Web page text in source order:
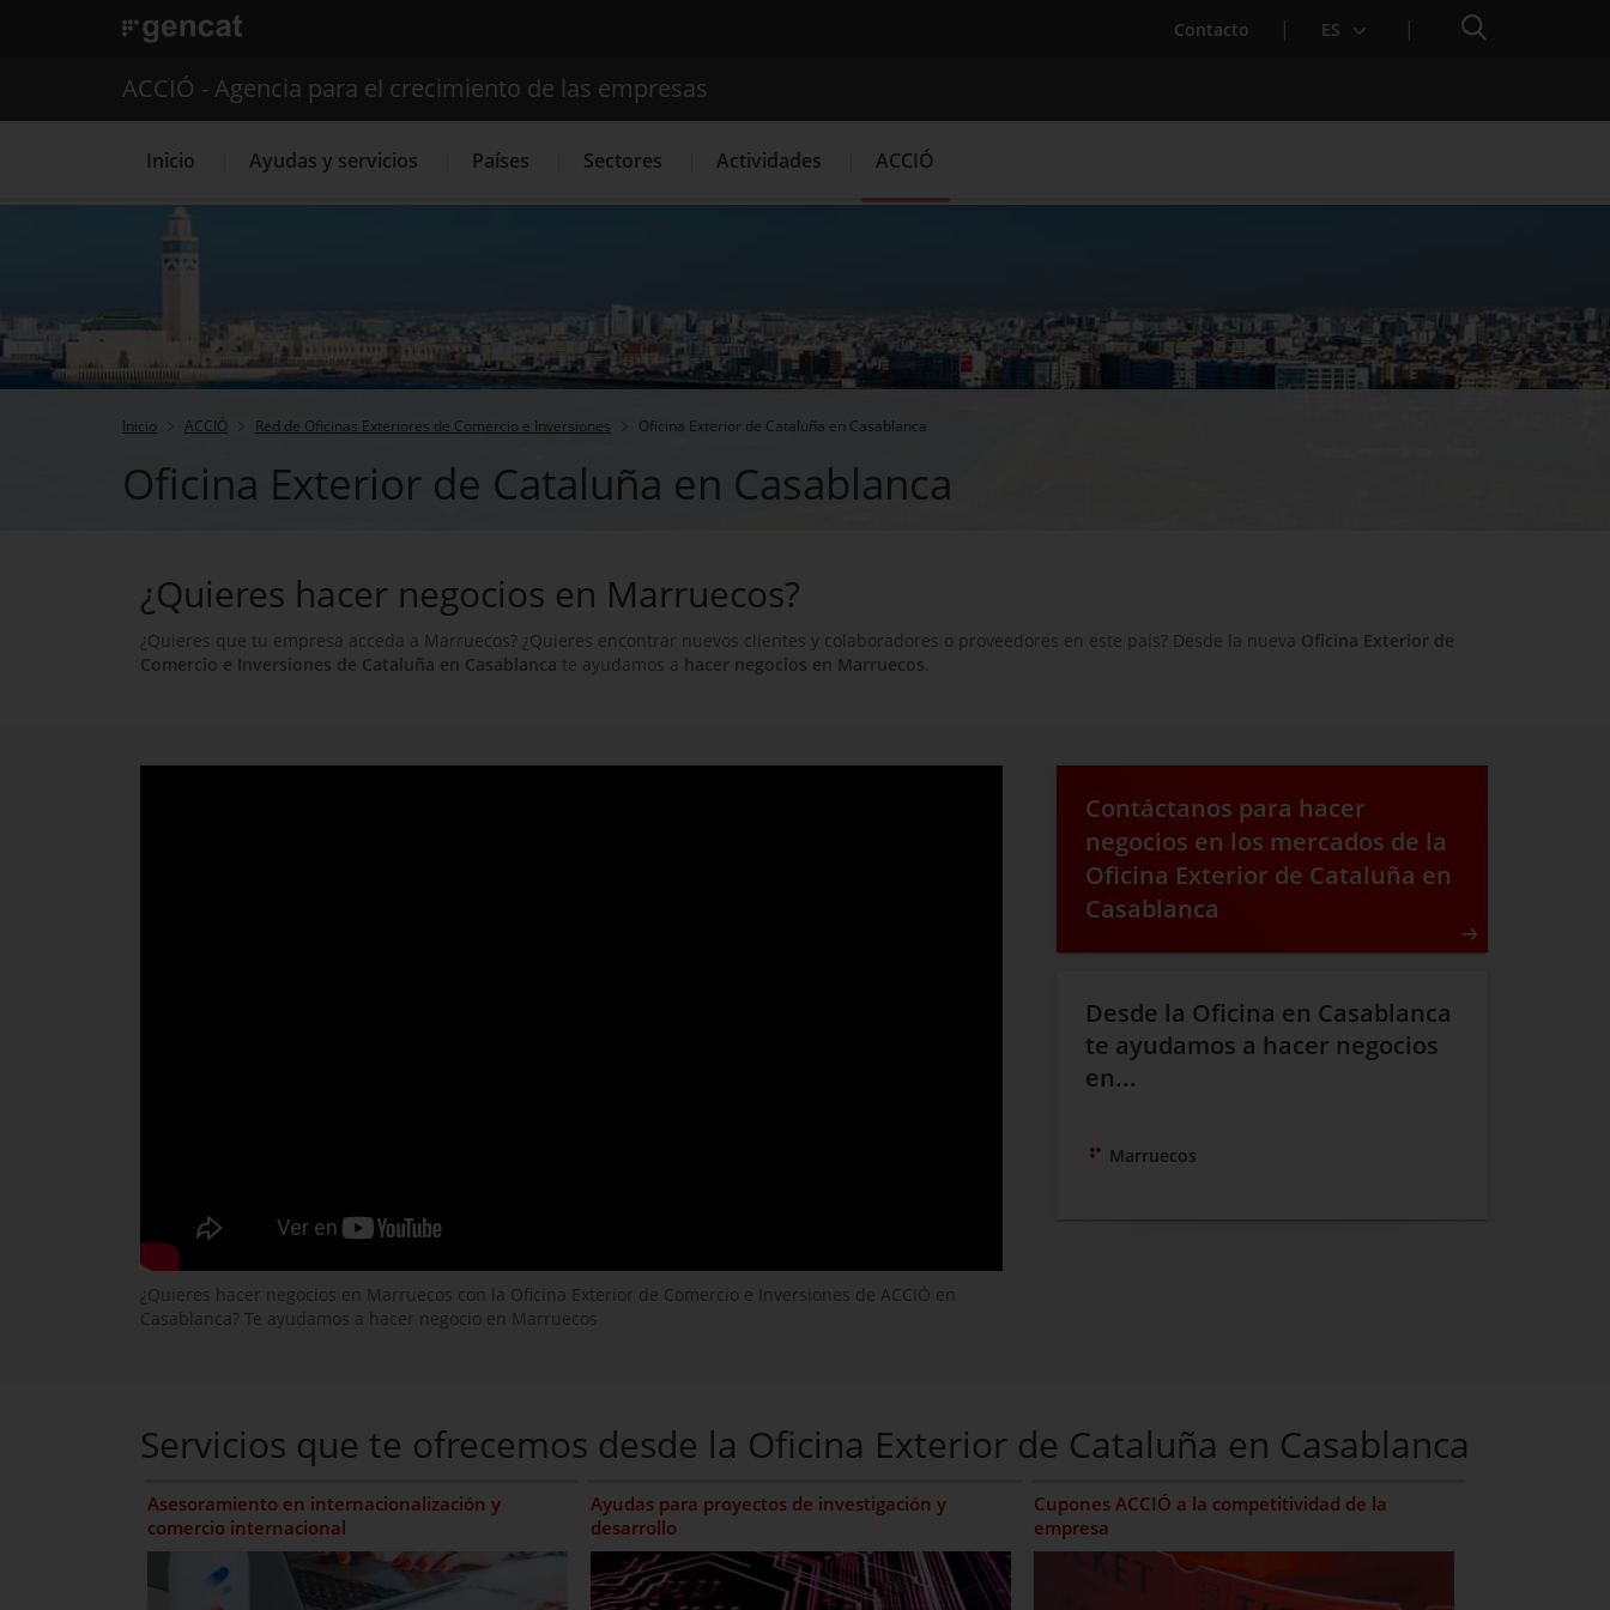
. Abrir en una nueva ventana. Contacto ES Buscador
Buscador
ACCIÓ - Agencia para el crecimiento de las empresas
Inicio Ayudas y servicios Países Sectores Actividades ACCIÓ
Inicio ACCIÓ Red de Oficinas Exteriores de Comercio e Inversiones Oficina Exterior de Cataluña en Casablanca
Oficina Exterior de Cataluña en Casablanca
¿Quieres hacer negocios en Marruecos?
¿Quieres que tu empresa acceda a Marruecos? ¿Quieres encontrar nuevos clientes y colaboradores o proveedores en este país? Desde la nueva Oficina Exterior de
Comercio e Inversiones de Cataluña en Casablanca te ayudamos a hacer negocios en Marruecos.
¿Quieres hacer negocios en Marruecos con la Oficina Exterior de Comercio e Inversiones de ACCIÓ en
Casablanca? Te ayudamos a hacer negocio en Marruecos
Contáctanos para hacer
negocios en los mercados de la
Oficina Exterior de Cataluña en
Casablanca
Desde la Oficina en Casablanca
te ayudamos a hacer negocios
en...
Marruecos
Servicios que te ofrecemos desde la Oficina Exterior de Cataluña en Casablanca
Asesoramiento en internacionalización y
comercio internacional
Ayudas para proyectos de investigación y
desarrollo
Cupones ACCIÓ a la competitividad de la
empresa